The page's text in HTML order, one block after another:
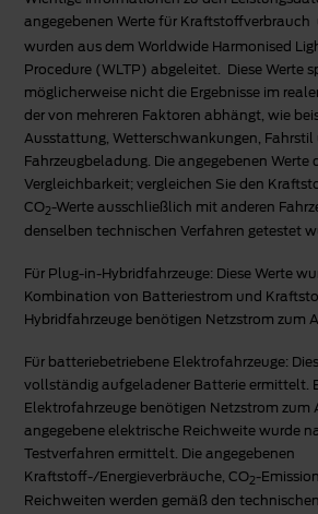
angegebenen Werte für Kraftstoffverbrauch
wurden aus dem Worldwide Harmonised
Procedure (WLTP) abgeleitet. Diese Werte
möglicherweise nicht die Ergebnisse im
der von mehreren Faktoren abhängt, wie
Ausstattung, Wetterschwankungen, Fahrstil
Fahrzeugbeladung. Die angegebenen Werte
Vergleichbarkeit; vergleichen Sie den
CO2-Werte ausschließlich mit anderen
denselben technischen Verfahren getestet
Für Plug-in-Hybridfahrzeuge: Diese Werte
Kombination von Batteriestrom und
Hybridfahrzeuge benötigen Netzstrom zum
Für batteriebetriebene Elektrofahrzeuge:
vollständig aufgeladener Batterie ermittelt.
Elektrofahrzeuge benötigen Netzstrom zum
angegebene elektrische Reichweite wurde
Testverfahren ermittelt. Die angegebenen
Kraftstoff-/Energieverbräuche, CO2-
Reichweiten werden gemäß den